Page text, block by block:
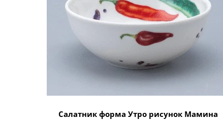
Салатник форма Утро рисунок Мамина